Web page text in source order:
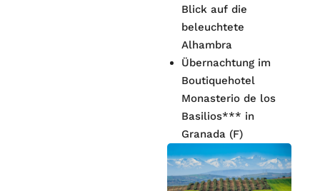
Blick auf die
beleuchtete
Alhambra
Übernachtung im
Boutiquehotel
Monasterio de los
Basilios*** in
Granada (F)